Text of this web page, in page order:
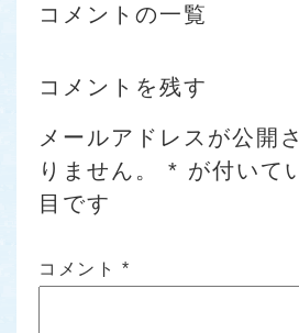
コメントの一覧
コメントを残す
メールアドレスが公開
りません。
* が付いて
目です
コメント *